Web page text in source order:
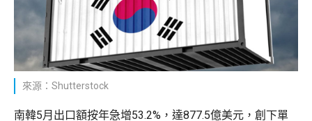
來源：Shutterstock
南韓5月出口額按年急增53.2%，達877.5億美元，創下單